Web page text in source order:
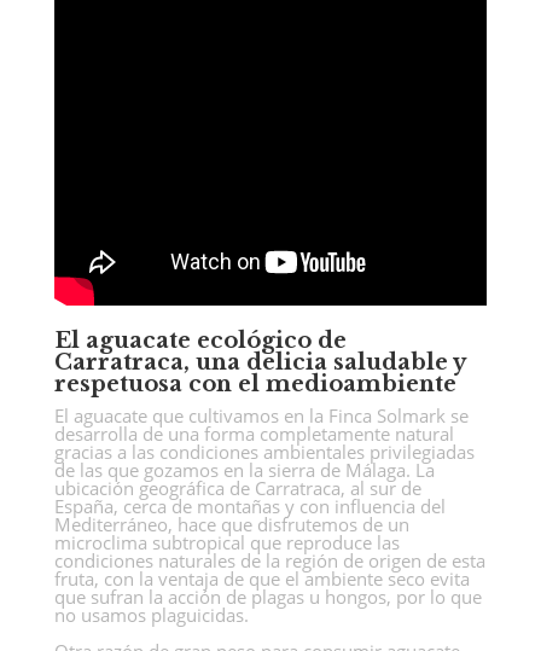
El aguacate ecológico de
Carratraca, una delicia saludable y
respetuosa con el medioambiente
El aguacate que cultivamos en la Finca Solmark se
desarrolla de una forma completamente natural
gracias a las condiciones ambientales privilegiadas
de las que gozamos en la sierra de Málaga. La
ubicación geográfica de Carratraca, al sur de
España, cerca de montañas y con influencia del
Mediterráneo, hace que disfrutemos de un
microclima subtropical que reproduce las
condiciones naturales de la región de origen de esta
fruta, con la ventaja de que el ambiente seco evita
que sufran la acción de plagas u hongos, por lo que
no usamos plaguicidas.